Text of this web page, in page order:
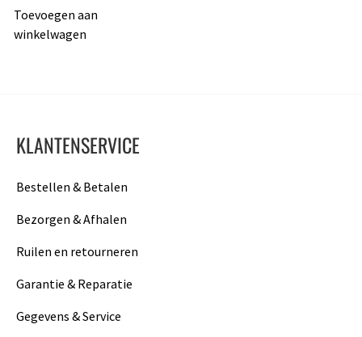
Toevoegen aan
winkelwagen
KLANTENSERVICE
Bestellen & Betalen
Bezorgen & Afhalen
Ruilen en retourneren
Garantie & Reparatie
Gegevens & Service